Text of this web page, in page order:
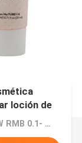
loción de
PE tubo de
Precio：EXW RMB 0.1- EXW RMB 5